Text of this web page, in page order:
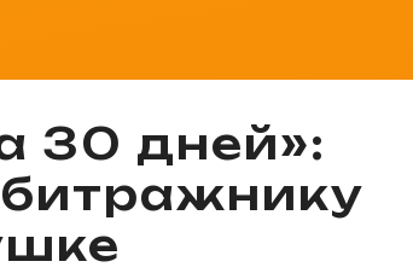
30 дней»: